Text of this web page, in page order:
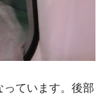
っています。後部